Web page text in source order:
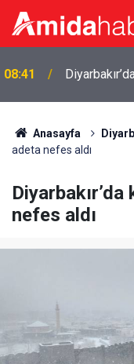
08:03 Amedspor
Anasayfa
adeta nefes aldı
nefes aldı